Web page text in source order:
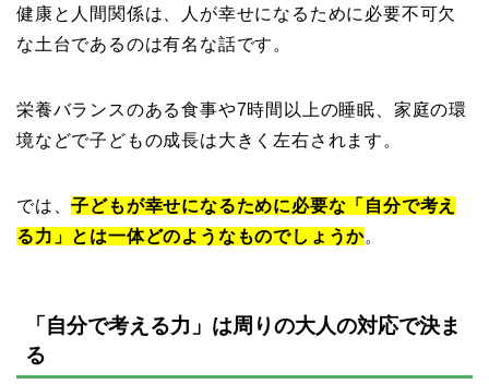
健康と人間関係は、人が幸せになるために必要不可欠
な土台であるのは有名な話です。
栄養バランスのある食事や7時間以上の睡眠、家庭の環
境などで子どもの成長は大きく左右されます。
では、子どもが幸せになるために必要な「自分で考え
る力」とは一体どのようなものでしょうか。
「自分で考える力」は周りの大人の対応で決ま
る